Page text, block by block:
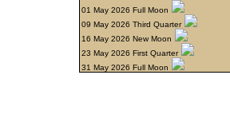
01 May 2026 Full Moon
09 May 2026 Third Quarter
16 May 2026 New Moon
23 May 2026 First Quarter
31 May 2026 Full Moon